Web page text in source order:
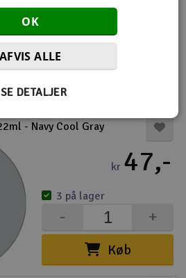
-
4-10 på lager
- Navy Cool Gray
kr 47,-
Køb
+
-
3 på lager
OK
AFVIS ALLE
SE DETALJER